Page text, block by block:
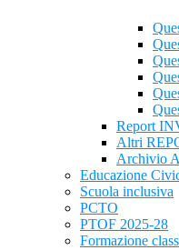
Report
Altri
Archivio
Educazione
Scuola inclusiva
PCTO
PTOF 2025-28
Formazione